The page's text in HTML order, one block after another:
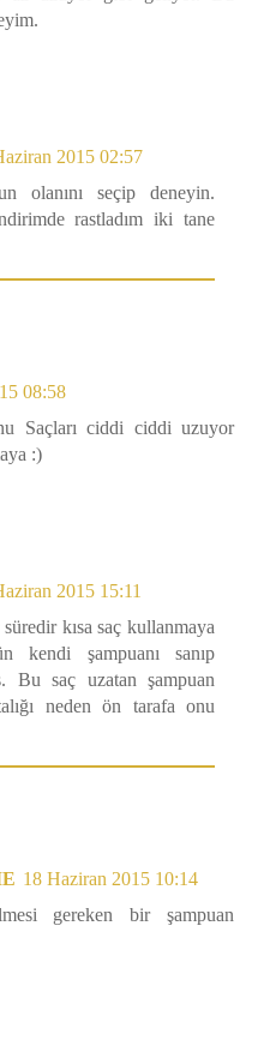
2015 02:57
olanını seçip deneyin.
rastladım iki tane
08:58
Saçları ciddi ciddi uzuyor
:)
2015 15:11
kısa saç kullanmaya
kendi şampuanı sanıp
Bu saç uzatan şampuan
neden ön tarafa onu
18 Haziran 2015 10:14
gereken bir şampuan